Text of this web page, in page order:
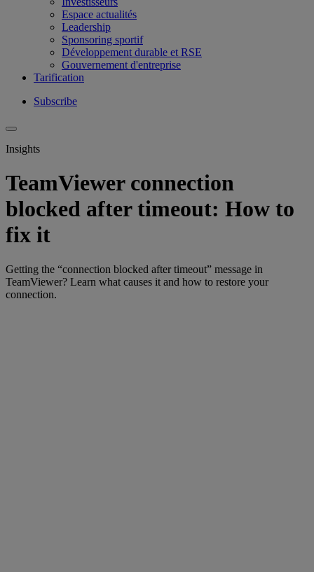
Espace actualités
Leadership
Sponsoring sportif
Développement durable et RSE
Gouvernement d'entreprise
Tarification
Subscribe
Insights
TeamViewer connection
blocked after timeout: How to
fix it
Getting the “connection blocked after timeout” message in
TeamViewer? Learn what causes it and how to restore your
connection.